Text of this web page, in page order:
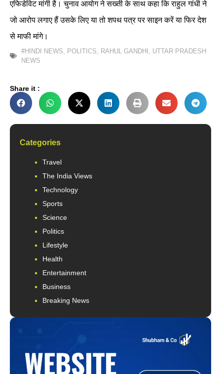
एफिडेविट मांगी है। चुनाव आयोग ने सख्ती के साथ कहा कि राहुल गांधी ने
जो आरोप लगाए हैं उसके लिए या तो शपथ पत्र पर साइन करें या फिर देश
से माफी मांगे।
#HINDI NEWS, POLITICS, RAHUL GANDHI , UTTAR PRADESH
NEWS
Share it :
Categories
Travel
The India Views
Technology
Sports
Science
Politics
Lifestyle
Health
Entertainment
Business
Breaking News